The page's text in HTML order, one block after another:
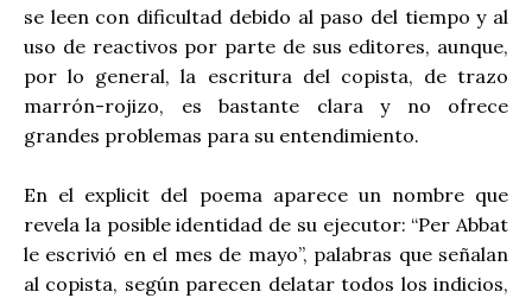
se leen con dificultad debido al paso del tiempo y al
uso de reactivos por parte de sus editores, aunque,
por lo general, la escritura del copista, de trazo
marrón-rojizo, es bastante clara y no ofrece
grandes problemas para su entendimiento.
En el explicit del poema aparece un nombre que
revela la posible identidad de su ejecutor: “Per Abbat
le escrivió en el mes de mayo”, palabras que señalan
al copista, según parecen delatar todos los indicios,